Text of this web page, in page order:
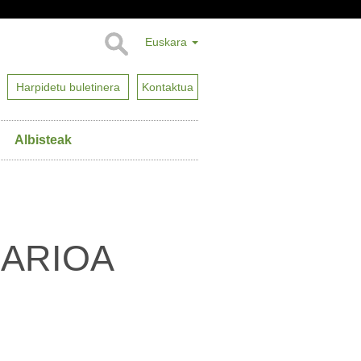
Euskara
Harpidetu buletinera Kontaktua
Albisteak